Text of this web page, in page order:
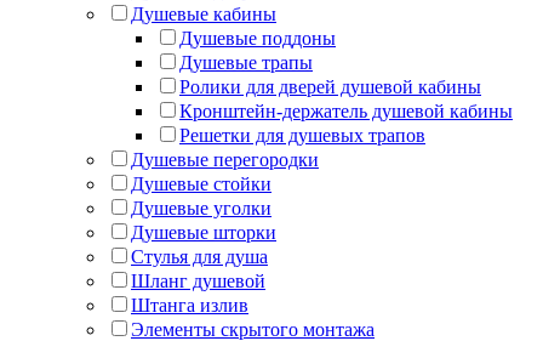
Душевые кабины
Душевые поддоны
Душевые трапы
Ролики для дверей душевой кабины
Кронштейн-держатель душевой кабины
Решетки для душевых трапов
Душевые перегородки
Душевые стойки
Душевые уголки
Душевые шторки
Стулья для душа
Шланг душевой
Штанга излив
Элементы скрытого монтажа